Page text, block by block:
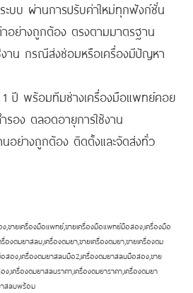
ะบบ ผ่านการปรับค่าใหม่ทุกฟังก์ชั่น
อย่างถูกต้อง ตรงตามมาตรฐาน
งาน กรณีส่งซ่อมหรือเครื่องมีปัญหา
ปี พร้อมทีมช่างเครื่องมือแพทย์คอย
รอง ตลอดอายุการใช้งาน
อย่างถูกต้อง ติดตั้งและจัดส่งทั่ว
ขายเครื่องมือแพทย์,ขายเครื่องมือแพทย์มือสอง,เครื่องมือ
งดมยาสลบ,เครื่องดมยา,ขายเครื่องดมยา,ขายเครื่องดม
สอง,เครื่องดมยาสลบมือ2,เครื่องดมยาสลบมือสอง,ขาย
,เครื่องดมยาสลบราคา,เครื่องดมยาราคา,เครื่องดมยา
าสลบพร้อม